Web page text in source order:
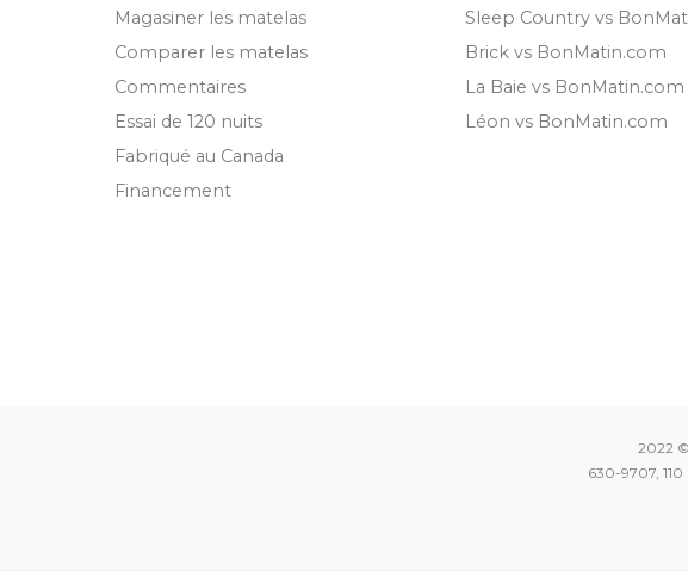
Magasiner les matelas
Comparer les matelas
Commentaires
Essai de 120 nuits
Fabriqué au Canada
Financement
Sleep Country vs
Brick vs BonMatin.com
La Baie vs BonMatin.com
Léon vs BonMatin.com
2022
630-9707,